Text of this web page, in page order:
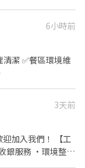
6小時前
清潔 ✅餐區環境維
3天前
我們！ 【工
銀服務 ・環境整理